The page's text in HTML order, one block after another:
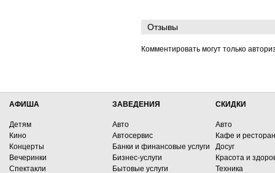
Отзывы
Комментировать могут только
АФИША
Детям
Кино
Концерты
Вечеринки
Спектакли
ЗАВЕДЕНИЯ
Авто
Автосервис
Банки и финансовые услуги
Бизнес-услуги
Бытовые услуги
СКИДКИ
Авто
Кафе и
Досуг
Красота и
Техника